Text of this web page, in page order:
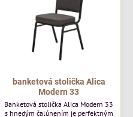
banketová stolička Alica
Modern 33
Banketová stolička Alica Modern 33
s hnedým čalúnením je perfektným